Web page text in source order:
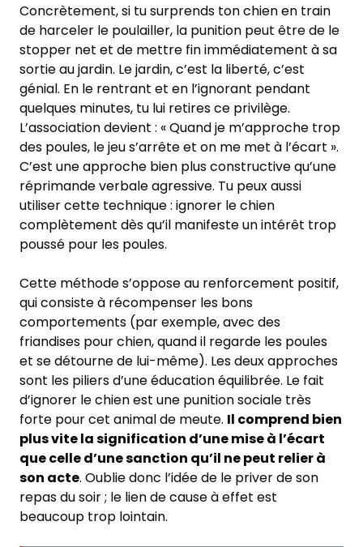
Concrètement, si tu surprends ton chien en train
de harceler le poulailler, la punition peut être de le
stopper net et de mettre fin immédiatement à sa
sortie au jardin. Le jardin, c’est la liberté, c’est
génial. En le rentrant et en l’ignorant pendant
quelques minutes, tu lui retires ce privilège.
L’association devient : « Quand je m’approche trop
des poules, le jeu s’arrête et on me met à l’écart ».
C’est une approche bien plus constructive qu’une
réprimande verbale agressive. Tu peux aussi
utiliser cette technique : ignorer le chien
complètement dès qu’il manifeste un intérêt trop
poussé pour les poules.
Cette méthode s’oppose au renforcement positif,
qui consiste à récompenser les bons
comportements (par exemple, avec des
friandises pour chien, quand il regarde les poules
et se détourne de lui-même). Les deux approches
sont les piliers d’une éducation équilibrée. Le fait
d’ignorer le chien est une punition sociale très
forte pour cet animal de meute. Il comprend bien
plus vite la signification d’une mise à l’écart
que celle d’une sanction qu’il ne peut relier à
son acte. Oublie donc l’idée de le priver de son
repas du soir ; le lien de cause à effet est
beaucoup trop lointain.